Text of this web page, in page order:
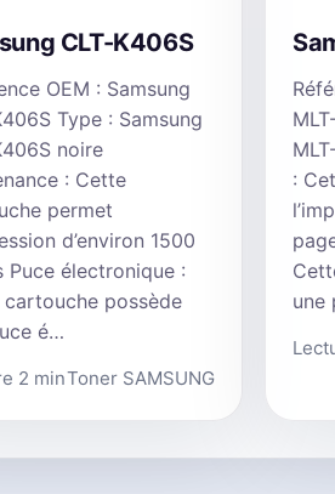
CLT-K406S
OEM : Samsung
Type : Samsung
noire
: Cette
permet
d’environ 1500
Puce électronique :
possède
é…
2 minToner SAMSUNG
:
une